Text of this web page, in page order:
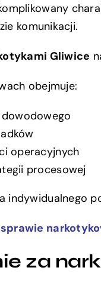
komunikacji.
Gliwice
obejmuje:
dowodowego
operacyjnych
procesowej
indywidualnego
za